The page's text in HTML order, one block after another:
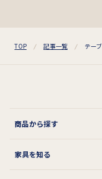
TOP 記事一覧 テー
商品から探す
家具を知る